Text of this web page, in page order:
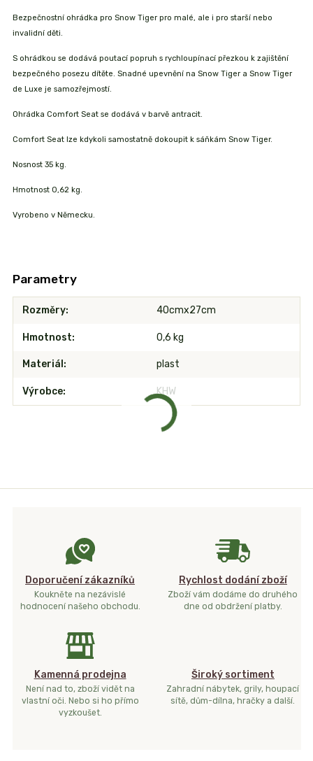
Bezpečnostní ohrádka pro Snow Tiger pro malé, ale i pro starší nebo
invalidní děti.
S ohrádkou se dodává poutací popruh s rychloupínací přezkou k zajištění
bezpečného posezu dítěte. Snadné upevnění na Snow Tiger a Snow Tiger
de Luxe je samozřejmostí.
Ohrádka Comfort Seat se dodává v barvě antracit.
Comfort Seat lze kdykoli samostatně dokoupit k sáňkám Snow Tiger.
Nosnost 35 kg.
Hmotnost 0,62 kg.
Vyrobeno v Německu.
Parametry
Rozměry 40cmx27cm
Hmotnost 0,6 kg
Materiál plast
Výrobce KHW
Doporučení zákazníků
Koukněte na nezávislé
hodnocení našeho obchodu.
Rychlost dodání zboží
Zboží vám dodáme do druhého
dne od obdržení platby.
Kamenná prodejna
Není nad to, zboží vidět na
vlastní oči. Nebo si ho přímo
vyzkoušet.
Široký sortiment
Zahradní nábytek, grily, houpací
sítě, dům-dílna, hračky a další.